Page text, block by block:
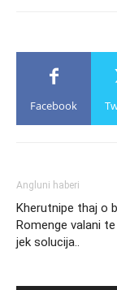
Facebook
Angluni haberi
Kherutnipe thaj o
Romenge valani
jek solucija..